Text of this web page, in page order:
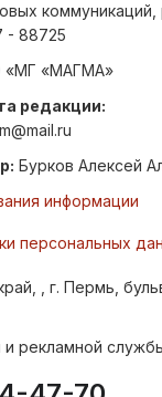
88725
«МАГМА»
редакции:
Бурков Алексей
информации
персональных
, г. Пермь,
рекламной